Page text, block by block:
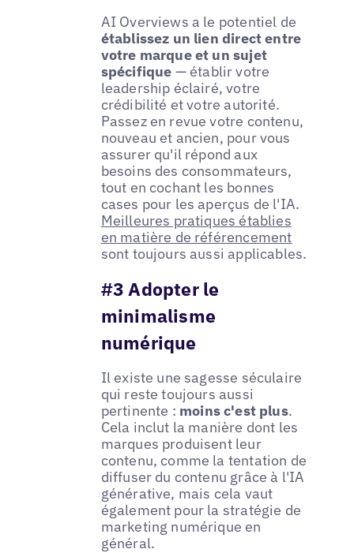
AI Overviews a le potentiel de
établissez un lien direct entre
votre marque et un sujet
spécifique — établir votre
leadership éclairé, votre
crédibilité et votre autorité.
Passez en revue votre contenu,
nouveau et ancien, pour vous
assurer qu'il répond aux
besoins des consommateurs,
tout en cochant les bonnes
cases pour les aperçus de l'IA.
Meilleures pratiques établies
en matière de référencement
sont toujours aussi applicables.
#3 Adopter le
minimalisme
numérique
Il existe une sagesse séculaire
qui reste toujours aussi
pertinente : moins c'est plus.
Cela inclut la manière dont les
marques produisent leur
contenu, comme la tentation de
diffuser du contenu grâce à l'IA
générative, mais cela vaut
également pour la stratégie de
marketing numérique en
général.